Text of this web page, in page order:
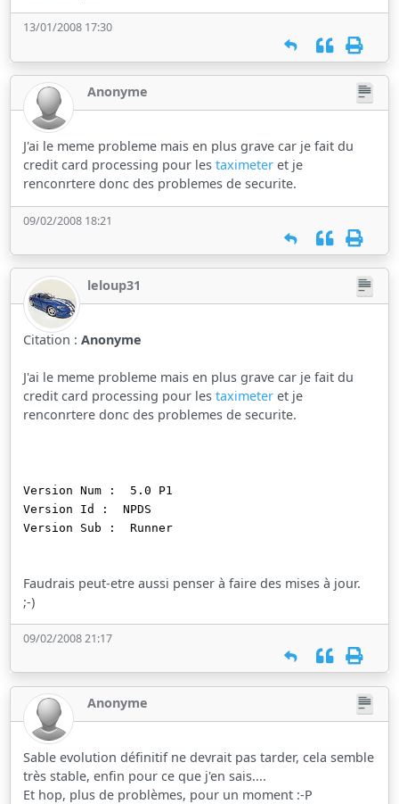
13/01/2008 17:30
Anonyme
J'ai le meme probleme mais en plus grave car je fait du
credit card processing pour lestaximeter et je
renconrtere donc des problemes de securite.
09/02/2008 18:21
leloup31
Citation :Anonyme
J'ai le meme probleme mais en plus grave car je fait du
credit card processing pour lestaximeter et je
renconrtere donc des problemes de securite.
Version Num : 5.0 P1
Version Id : NPDS
Version Sub : Runner
Faudrais peut-etre aussi penser à faire des mises à jour.
;-)
09/02/2008 21:17
Anonyme
Sable evolution définitif ne devrait pas tarder, cela semble
très stable, enfin pour ce que j'en sais....
Et hop, plus de problèmes, pour un moment :-P